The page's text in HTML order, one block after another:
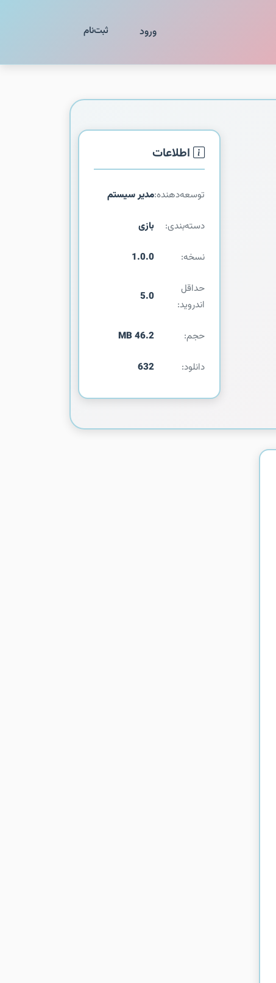
ورود ثبت‌نام
اطلاعات
توسعه‌دهنده:مدیر سیستم
دسته‌بندی: بازی
نسخه: 1.0.0
حداقل
اندروید:
5.0
حجم: 46.2 MB
دانلود: 632